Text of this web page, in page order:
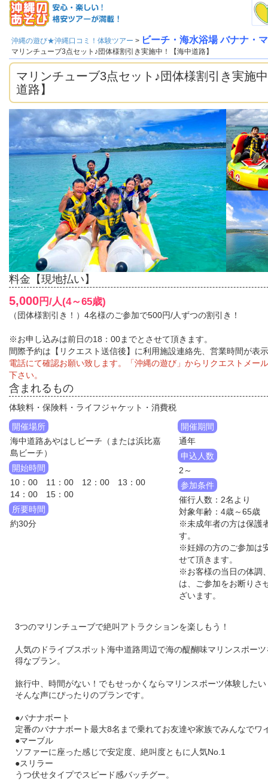
沖縄の遊び★沖縄口コミ！体験ツアー > ビーチ・海水浴場 バナナ・
マリンチューブ3点セット♪団体様割引き実施中！【海中道路】
マリンチューブ3点セット♪団体様割引き実施
道路】
料金【現地払い】
5,000円/人(4～65歳)
（団体様割引き！）4名様のご参加で500円/人ずつの割引き！
※お申し込みは前日の18：00までとさせて頂きます。
間際予約は【リクエスト送信後】に利用施設連絡先、営業時間が表
電話にて確認お願い致します。「沖縄の遊び」からリクエストメー
下さい。
含まれるもの
体験料・保険料・ライフジャケット・消費税
開催場所
海中道路あやはしビーチ（または浜比嘉
島ビーチ）
開始時間
10：00 11：00 12：00 13：00
14：00 15：00
所要時間
約30分
開催期間
通年
申込人数
2～
参加条件
催行人数：2名より
対象年齢：4歳～65歳
※未成年者の方は保護
す。
※妊婦の方のご参加は
せて頂きます。
※お客様の当日の体調
は、ご参加をお断りさ
ざいます。
3つのマリンチューブで絶叫アトラクションを楽しもう！
人気のドライブスポット海中道路周辺で海の醍醐味マリンスポー
得なプラン。
旅行中、時間がない！でもせっかくならマリンスポーツ体験したい
そんな声にぴったりのプランです。
●バナナボート
定番のバナナボート最大8名まで乗れてお友達や家族でみんなでワ
●マーブル
ソファーに座った感じで安定度、絶叫度ともに人気No.1
●スリラー
うつ伏せタイプでスピード感バッチグー。